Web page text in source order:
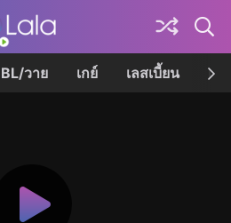
BL/วาย เกย์ เลสเบี้ยน เค